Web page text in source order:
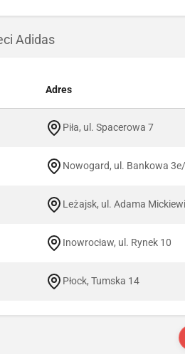
Adidas
Adres
Piła, ul. Spacerowa 7
Nowogard, ul. Bankowa
Leżajsk, ul. Adama
Inowrocław, ul. Rynek 10
Płock, Tumska 14